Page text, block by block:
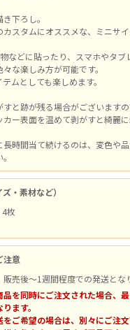
下ろし。
カスタムにオススメな、ミニサ
などに貼ったり、スマホやタブ
な楽しみ方が可能です。
ムとしても楽しめます。
と跡が残る場合がございます
カー表面を温めて剥がすと綺麗
時間当て続けるのは、変色や
・素材など）
枚
注意
売後～1週間程度での発送とな
を同時にご注文された場合、
ます。
をご希望の場合は、別々にご注